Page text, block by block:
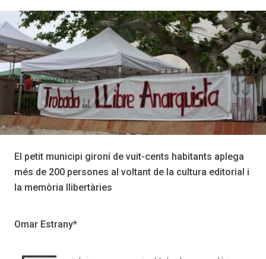
El petit municipi gironí de vuit-cents habitants aplega
més de 200 persones al voltant de la cultura editorial i
la memòria llibertàries
Omar Estrany*